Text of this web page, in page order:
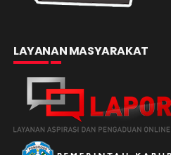
LAYANAN MASYARAKAT